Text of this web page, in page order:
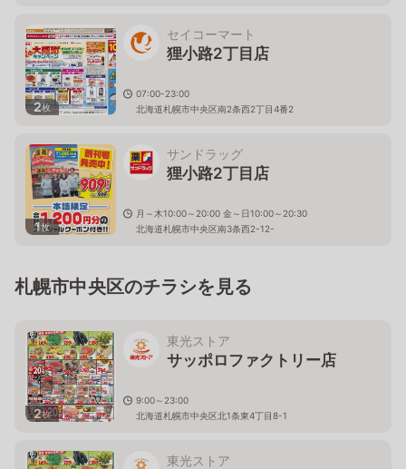
2枚
セイコーマート
狸小路2丁目店
07:00-23:00
北海道札幌市中央区南2条西2丁目4番2
1枚
サンドラッグ
狸小路2丁目店
月～木10:00～20:00 金～日10:00～20:30
北海道札幌市中央区南3条西2-12-
札幌市中央区のチラシを見る
2枚
東光ストア
サッポロファクトリー店
9:00～23:00
北海道札幌市中央区北1条東4丁目8-1
東光ストア